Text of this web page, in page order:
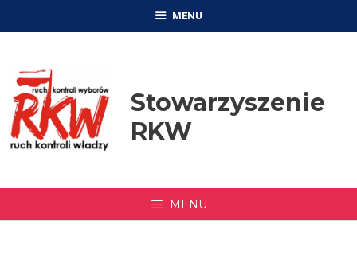
MENU
Stowarzyszenie
RKW
MENU